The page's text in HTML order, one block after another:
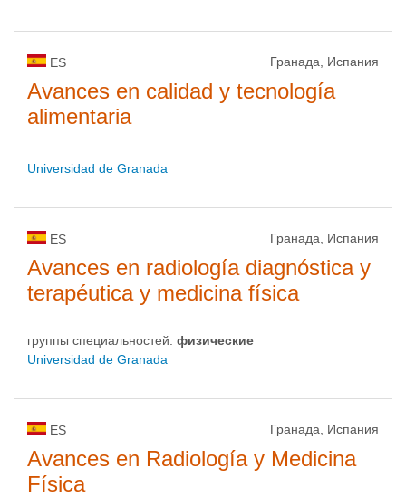
ES Гранада, Испания
Avances en calidad y tecnología
alimentaria
Universidad de Granada
ES Гранада, Испания
Avances en radiología diagnóstica y
terapéutica y medicina física
группы специальностей: физическиe
Universidad de Granada
ES Гранада, Испания
Avances en Radiología y Medicina
Física